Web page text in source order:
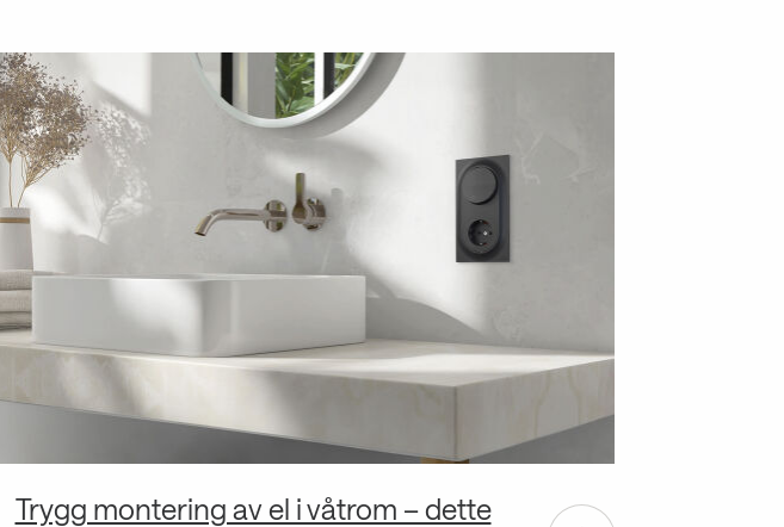
Trygg montering av el i våtrom – dette